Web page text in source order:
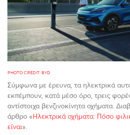
PHOTO CREDIT: BYD
Σύμφωνα με έρευνα, τα ηλεκτρικά
εκπέμπουν, κατά μέσο όρο, τρεις
αντίστοιχα βενζινοκίνητα οχήματα.
άρθρο «Ηλεκτρικά οχήματα: Πόσο
είναι».